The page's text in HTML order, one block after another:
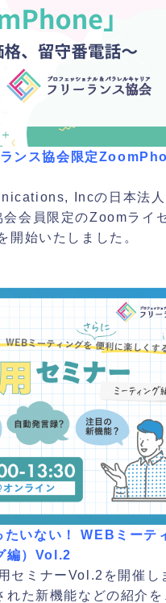
ンス協会限定
Incの日本法
会員限定のZoomライ
始いたしました。
いない！ WEBミーテ
編）Vol.2
ミナーVol.2を開催し
た新機能などの紹介